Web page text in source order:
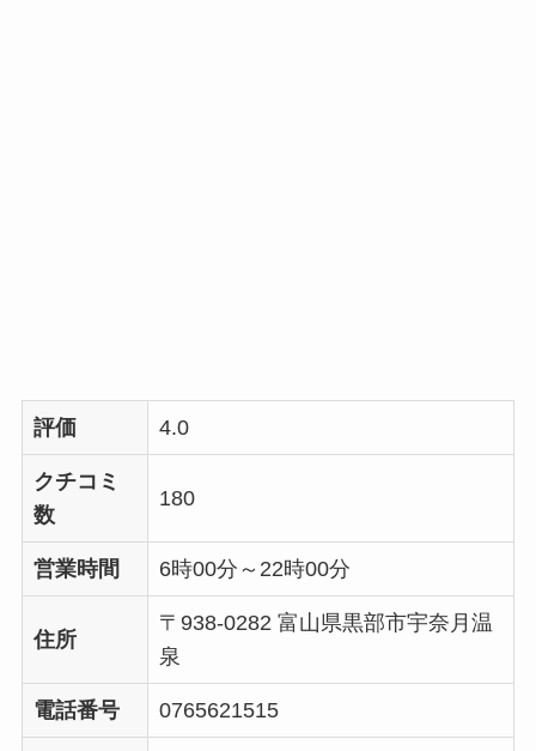
評価 4.0
クチコミ
数
180
営業時間 6時00分～22時00分
住所
〒938-0282 富山県黒部市宇奈月温
泉
電話番号 0765621515